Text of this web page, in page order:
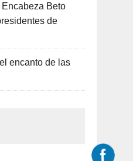
Encabeza Beto
de
encanto de las